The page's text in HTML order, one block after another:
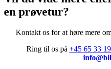
Der tages forbehold for tastefejl
DKK 6.660
en prøvetur?
Kontakt os forat høre mere
Ring til os på +45 65 33